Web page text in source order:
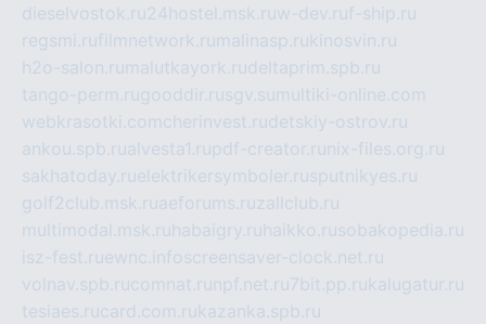
dieselvostok.ru24hostel.msk.ruw-dev.ruf-ship.ru
regsmi.rufilmnetwork.ru malinasp.rukinosvin.ru
h2o-salon.ru malutkayork.rudeltaprim.spb.ru
tango-perm.rugooddir.rusgv.su multiki-online.com
webkrasotki.comcherinvest.rudetskiy-ostrov.ru
ankou.spb.rualvesta1.rupdf-creator.ru nix-files.org.ru
sakhatoday.ruelektrikersymboler.rusputnikyes.ru
golf2club.msk.ruaeforums.ruzallclub.ru
multimodal.msk.ru habaigry.ru haikko.rusobakopedia.ru
isz-fest.ruewnc.infoscreensaver-clock.net.ru
volnav.spb.rucomnat.ru npf.net.ru7bit.pp.rukalugatur.ru
tesiaes.rucard.com.rukazanka.spb.ru